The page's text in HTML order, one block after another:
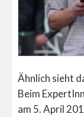
Ähnlich sieht
Beim
am 5. April